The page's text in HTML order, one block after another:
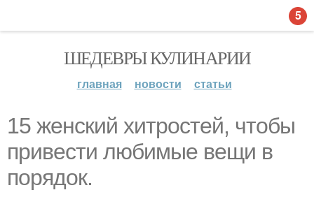
ШЕДЕВРЫ КУЛИНАРИИ
главная новости статьи
15 женский хитростей, чтобы
привести любимые вещи в
порядок.
5